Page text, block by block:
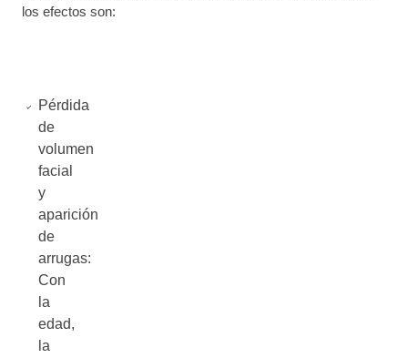
los efectos son:
Pérdida
de
volumen
facial
y
aparición
de
arrugas:
Con
la
edad,
la